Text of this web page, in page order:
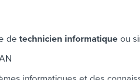
detechnicien informatique ou